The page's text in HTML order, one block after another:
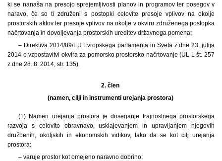
ki se nanaša na presojo sprejemljivosti planov in programov ter posegov v
naravo, če so ti združeni s postopki celovite presoje vplivov na okolje
prostorskih aktov ter presoje vplivov na okolje v okviru združenega postopka
načrtovanja in dovoljevanja prostorskih ureditev državnega pomena;
– Direktiva 2014/89/EU Evropskega parlamenta in Sveta z dne 23. julija
2014 o vzpostavitvi okvira za pomorsko prostorsko načrtovanje (UL L št. 257
z dne 28. 8. 2014, str. 135).
2. člen
(namen, cilji in instrumenti urejanja prostora)
(1) Namen urejanja prostora je doseganje trajnostnega prostorskega
razvoja s celovito obravnavo, usklajevanjem in upravljanjem njegovih
družbenih, okoljskih in ekonomskih vidikov, tako da se kot cilj urejanja
prostora:
– varuje prostor kot omejeno naravno dobrino;